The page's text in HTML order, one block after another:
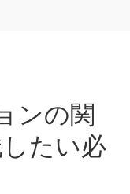
ンの関
たい必